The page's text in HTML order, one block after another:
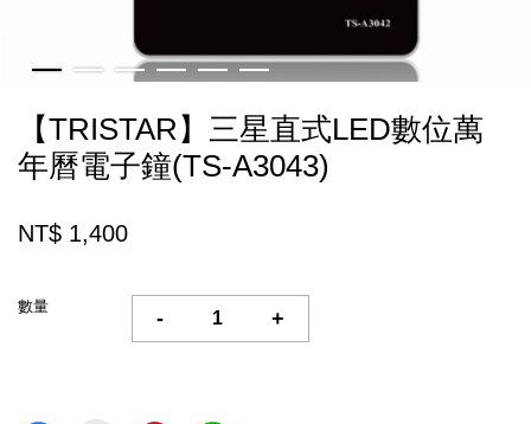
【TRISTAR】三星直式LED數位萬
年曆電子鐘(TS-A3043)
NT$ 1,400
數量
- +